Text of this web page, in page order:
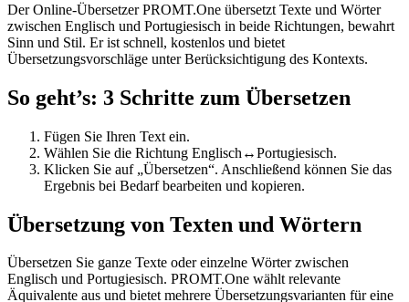
Der Online-Übersetzer PROMT.One übersetzt Texte und Wörter
zwischen Englisch und Portugiesisch in beide Richtungen, bewahrt
Sinn und Stil. Er ist schnell, kostenlos und bietet
Übersetzungsvorschläge unter Berücksichtigung des Kontexts.
So geht’s: 3 Schritte zum Übersetzen
Fügen Sie Ihren Text ein.
Wählen Sie die Richtung Englisch↔Portugiesisch.
Klicken Sie auf „Übersetzen“. Anschließend können Sie das
Ergebnis bei Bedarf bearbeiten und kopieren.
Übersetzung von Texten und Wörtern
Übersetzen Sie ganze Texte oder einzelne Wörter zwischen
Englisch und Portugiesisch. PROMT.One wählt relevante
Äquivalente aus und bietet mehrere Übersetzungsvarianten für eine